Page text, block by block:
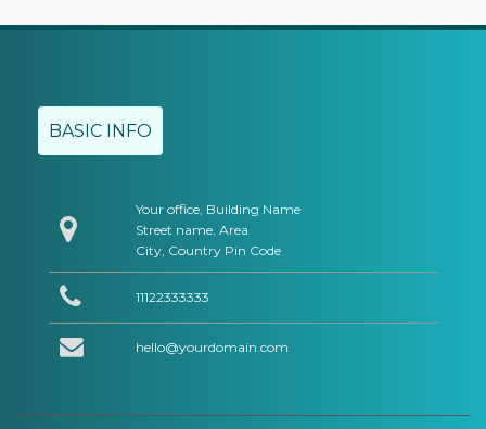
BASIC INFO
Your office, Building Name
Street name, Area
City, Country Pin Code
11122333333
hello@yourdomain.com